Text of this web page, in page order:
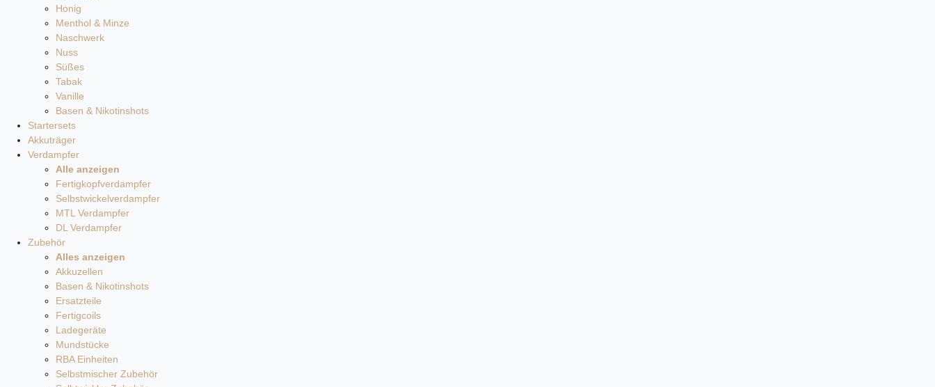
Honig
Menthol & Minze
Naschwerk
Nuss
Süßes
Tabak
Vanille
Basen & Nikotinshots
Startersets
Akkuträger
Verdampfer
Alle anzeigen
Fertigkopfverdampfer
Selbstwickelverdampfer
MTL Verdampfer
DL Verdampfer
Zubehör
Alles anzeigen
Akkuzellen
Basen & Nikotinshots
Ersatzteile
Fertigcoils
Ladegeräte
Mundstücke
RBA Einheiten
Selbstmischer Zubehör